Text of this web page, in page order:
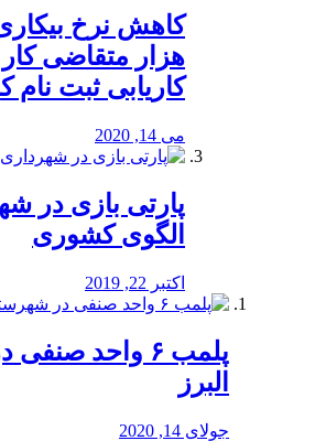
هزار متقاضی
کاریابی ثبت نام
می 14, 2020
پارتی بازی در
الگوی کشوری
اکتبر 22, 2019
پلمب ۶ واحد
البرز
جولای 14, 2020